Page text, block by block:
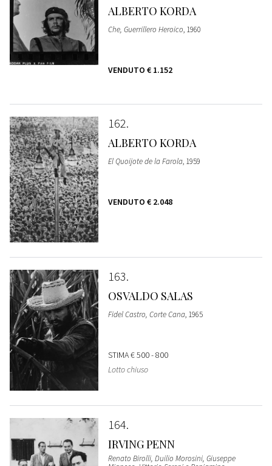
ALBERTO KORDA
Che, Guerrillero Heroico, 1960
VENDUTO € 1.152
162
ALBERTO KORDA
El Quoijote de la Farola, 1959
VENDUTO € 2.048
163
OSVALDO SALAS
Fidel Castro, Corte Cana, 1965
STIMA€ 500 - 800
Lotto chiuso
164
IRVING PENN
Renato Birolli, Duilio Morosini, Giuseppe